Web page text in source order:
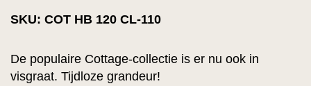
SKU: COT HB 120 CL-110
De populaire Cottage-collectie is er nu ook in
visgraat. Tijdloze grandeur!